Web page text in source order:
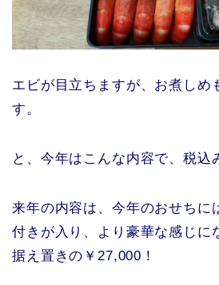
エビが目立ちますが、お煮しめ
す。
と、今年はこんな内容で、税込
来年の内容は、今年のおせちに
付きが入り、より豪華な感じに
据え置きの￥27,000！